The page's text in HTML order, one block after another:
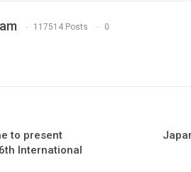
117514 Posts 0
to present
International